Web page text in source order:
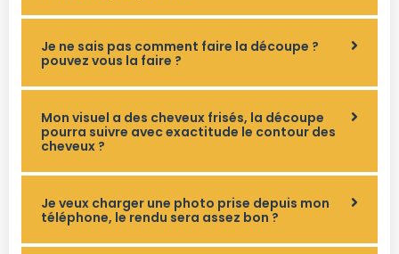
Je ne sais pas comment faire la découpe ?
pouvez vous la faire ?
Mon visuel a des cheveux frisés, la découpe
pourra suivre avec exactitude le contour des
cheveux ?
Je veux charger une photo prise depuis mon
téléphone, le rendu sera assez bon ?